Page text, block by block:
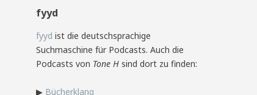
fyyd
fyyd ist die deutschsprachige
Suchmaschine für Podcasts. Auch die
Podcasts von Tone H sind dort zu finden:
▶ Bücherklang